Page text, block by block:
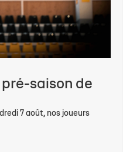
saison de
7 août, nos joueurs